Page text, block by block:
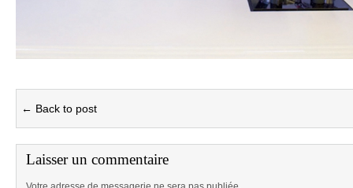
← Back to post
Laisser un commentaire